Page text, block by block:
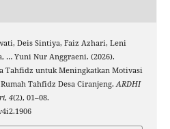
Deis Sintiya, Faiz Azhari, Leni
… Yuni Nur Anggraeni. (2026).
Tahfidz untuk Meningkatkan Motivasi
Tahfidz Desa Ciranjeng.ARDHI
, 4(2), 01–08.